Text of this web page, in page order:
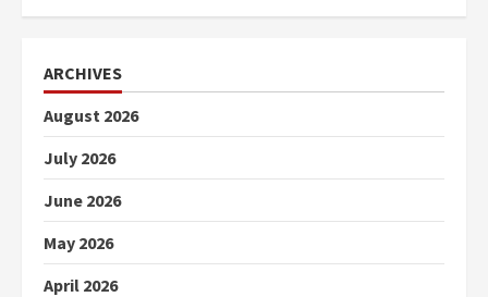
ARCHIVES
August 2026
July 2026
June 2026
May 2026
April 2026